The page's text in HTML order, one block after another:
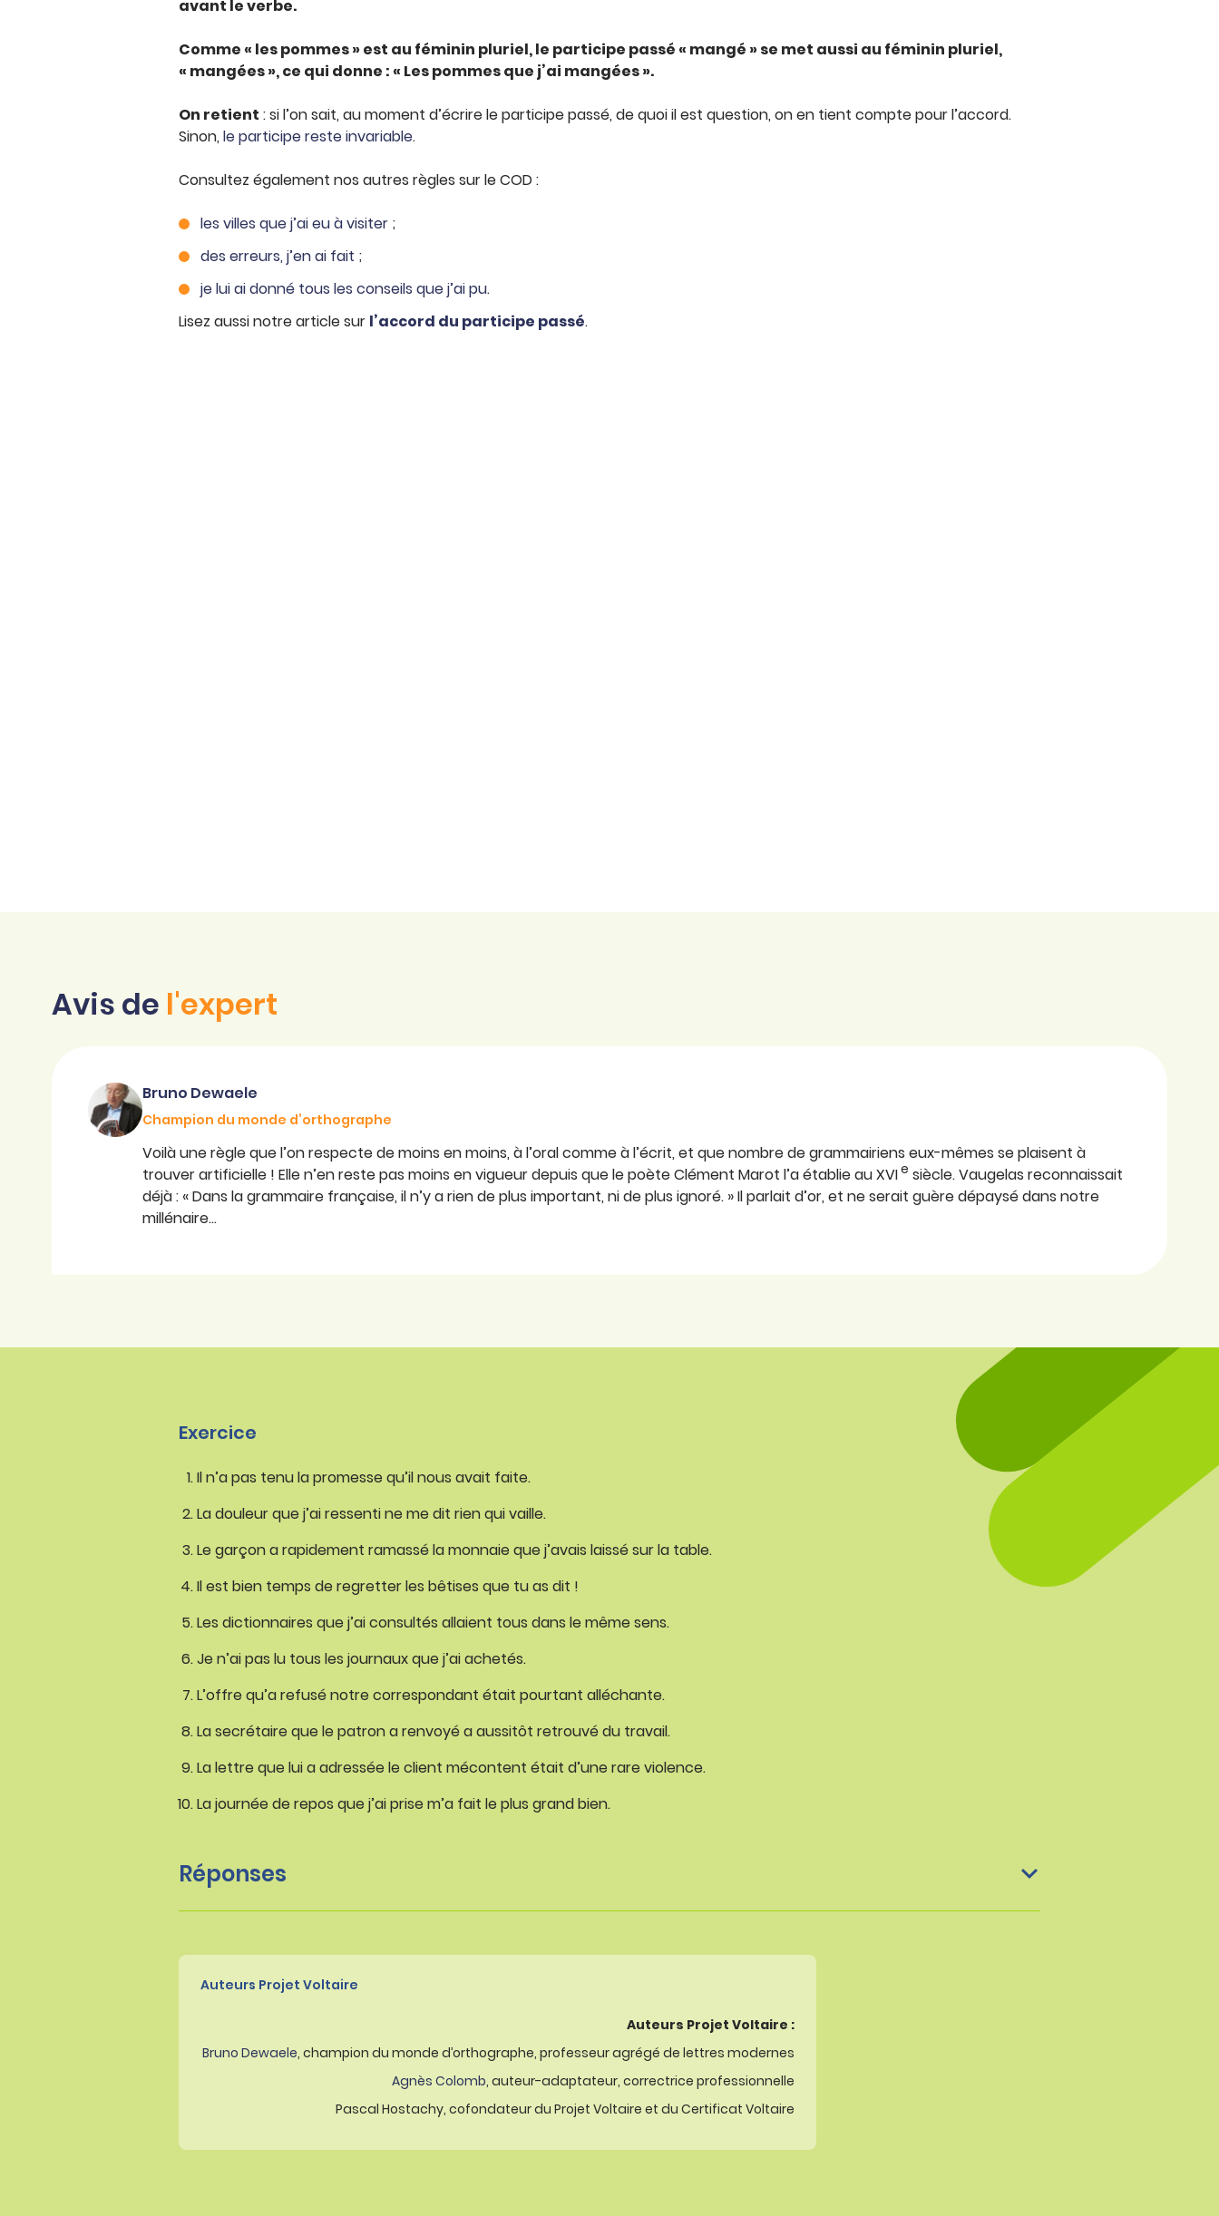
avant le verbe.
Comme « les pommes » est au féminin pluriel, le participe passé « mangé » se met aussi au féminin pluriel,
« mangées », ce qui donne : « Les pommes que j’ai mangées ».
On retient : si l’on sait, au moment d’écrire le participe passé, de quoi il est question, on en tient compte pour l’accord.
Sinon, le participe reste invariable.
Consultez également nos autres règles sur le COD :
les villes que j’ai eu à visiter ;
des erreurs, j’en ai fait ;
je lui ai donné tous les conseils que j’ai pu.
Lisez aussi notre article sur l’accord du participe passé.
Avis de l'expert
Bruno Dewaele
Champion du monde d’orthographe
Voilà une règle que l’on respecte de moins en moins, à l’oral comme à l’écrit, et que nombre de grammairiens eux-mêmes se plaisent à
trouver artificielle ! Elle n’en reste pas moins en vigueur depuis que le poète Clément Marot l’a établie au XVIe siècle. Vaugelas reconnaissait
déjà : « Dans la grammaire française, il n’y a rien de plus important, ni de plus ignoré. » Il parlait d’or, et ne serait guère dépaysé dans notre
millénaire…
Exercice
Il n’a pas tenu la promesse qu’il nous avait faite.
La douleur que j’ai ressenti ne me dit rien qui vaille.
Le garçon a rapidement ramassé la monnaie que j’avais laissé sur la table.
Il est bien temps de regretter les bêtises que tu as dit !
Les dictionnaires que j’ai consultés allaient tous dans le même sens.
Je n’ai pas lu tous les journaux que j’ai achetés.
L’offre qu’a refusé notre correspondant était pourtant alléchante.
La secrétaire que le patron a renvoyé a aussitôt retrouvé du travail.
La lettre que lui a adressée le client mécontent était d’une rare violence.
La journée de repos que j’ai prise m’a fait le plus grand bien.
Réponses
Auteurs Projet Voltaire
Auteurs Projet Voltaire :
Bruno Dewaele, champion du monde d’orthographe, professeur agrégé de lettres modernes
Agnès Colomb, auteur-adaptateur, correctrice professionnelle
Pascal Hostachy, cofondateur du Projet Voltaire et du Certificat Voltaire